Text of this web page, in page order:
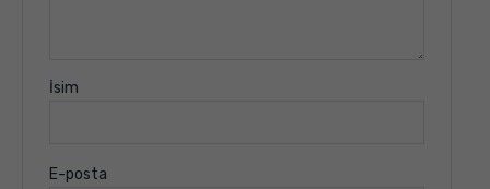
İsim
E-posta